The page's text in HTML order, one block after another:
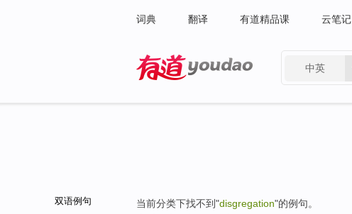
词典 翻译 有道精品课 云笔记
中英
双语例句 当前分类下找不到"disgregation"的例句。